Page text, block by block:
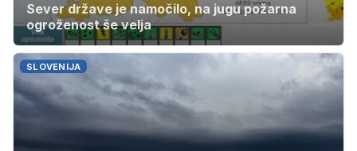
Sever države je namočilo, na jugu požarna
ogroženost še velja
SLOVENIJA